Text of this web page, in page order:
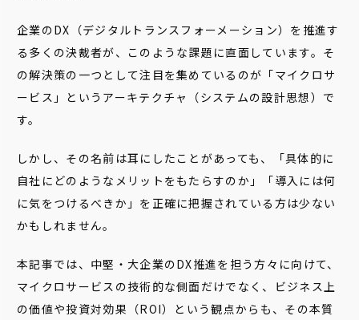
企業のDX（デジタルトランスフォーメーション）を推進す
る多くの決裁者が、このような課題に直面しています。そ
の解決策の一つとして注目を集めているのが「マイクロサ
ービス」というアーキテクチャ（システムの設計思想）で
す。
しかし、その名前は耳にしたことがあっても、「具体的に
自社にどのようなメリットをもたらすのか」「導入には何
に気をつけるべきか」を正確に把握されている方は少ない
かもしれません。
本記事では、中堅・大企業のDX推進を担う方々に向けて、
マイクロサービスの技術的な側面だけでなく、ビジネス上
の価値や投資対効果（ROI）という観点からも、その本質